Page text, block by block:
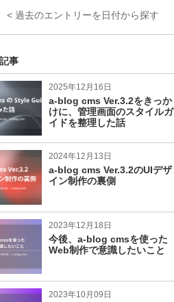
< 過去のエントリーを日付から探す
事
2025年12月16日
a-blog cms Ver.3.2をきっか
けに、管理画面のスタイルガ
イドを整理した話
2024年12月13日
a-blog cms Ver.3.2のUIデザ
イン制作の裏側
2023年12月18日
今後、a-blog cmsを使った
Web制作で意識したいこと
2023年10月09日